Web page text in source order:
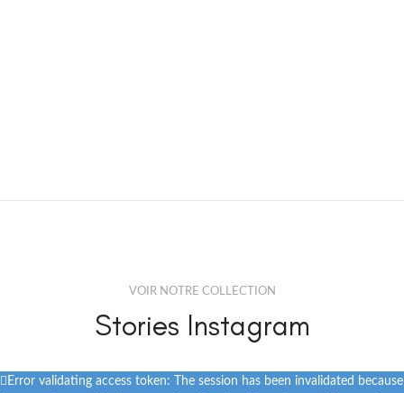
VOIR NOTRE COLLECTION
Stories Instagram
Error validating access token: The session has been invalidated because